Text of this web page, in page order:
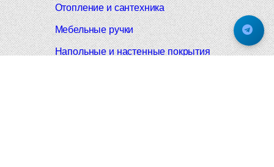
Отопление и сантехника
Мебельные ручки
Напольные и настенные покрытия